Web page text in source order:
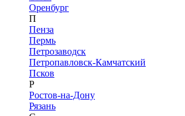
Оренбург
П
Пенза
Пермь
Петрозаводск
Петропавловск-Камчатский
Псков
Р
Ростов-на-Дону
Рязань